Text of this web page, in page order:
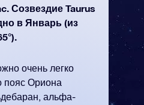
Созвездие Taurus
в Январь (из
очень легко
пояс Ориона
альфа-